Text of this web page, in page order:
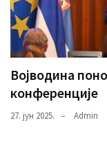
Војводина
конференције
27. јун 2025. Admin